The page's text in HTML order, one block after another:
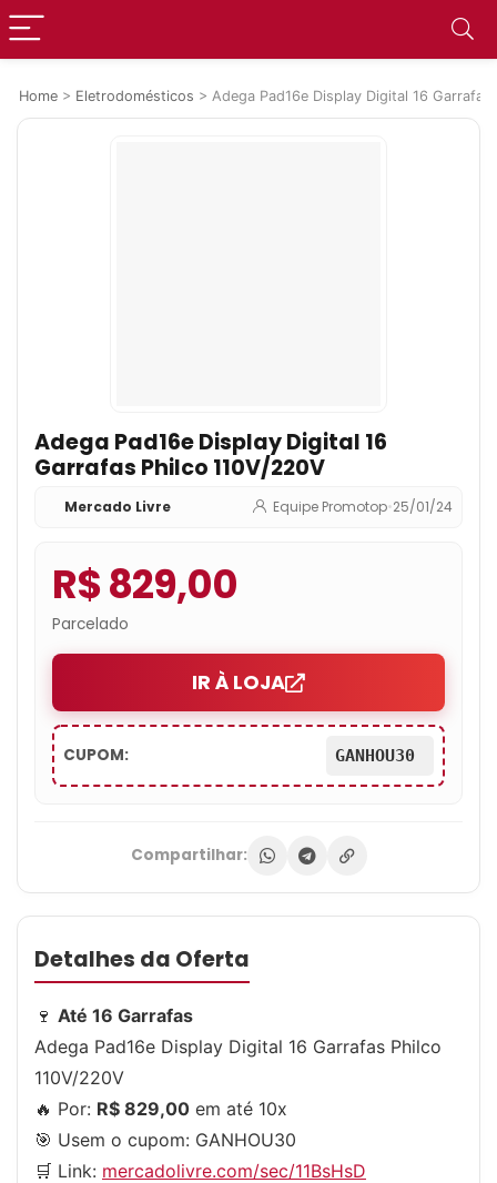
Home > Eletrodomésticos > Adega Pad16e Display Digital 16
Adega Pad16e Display Digital 16
Garrafas Philco 110V/220V
Mercado Livre Equipe Promotop•25/01/24
R$ 829,00
Parcelado
IR À LOJA
CUPOM: GANHOU30
Compartilhar:
Detalhes da Oferta
🍷 Até 16 Garrafas
Adega Pad16e Display Digital 16 Garrafas Philco
110V/220V
🔥 Por: R$ 829,00 em até 10x
🎯 Usem o cupom: GANHOU30
🛒 Link: mercadolivre.com/sec/11BsHsD